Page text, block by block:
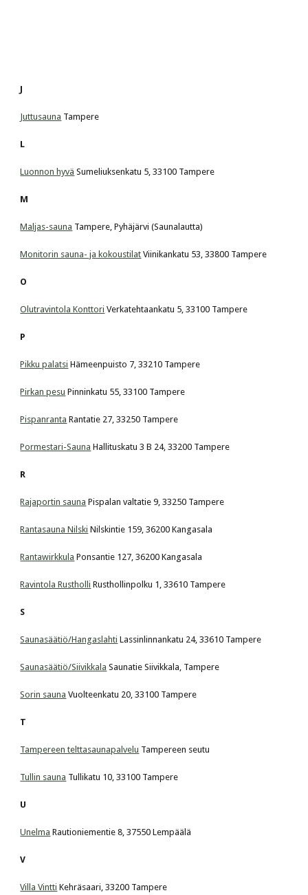
J
Juttusauna Tampere
L
Luonnon hyvä Sumeliuksenkatu 5, 33100 Tampere
M
Maljas-sauna Tampere, Pyhäjärvi (Saunalautta)
Monitorin sauna- ja kokoustilat Viinikankatu 53, 33800 Tampere
O
Olutravintola Konttori Verkatehtaankatu 5, 33100 Tampere
P
Pikku palatsi Hämeenpuisto 7, 33210 Tampere
Pirkan pesu Pinninkatu 55, 33100 Tampere
Pispanranta Rantatie 27, 33250 Tampere
Pormestari-Sauna Hallituskatu 3 B 24, 33200 Tampere
R
Rajaportin sauna Pispalan valtatie 9, 33250 Tampere
Rantasauna Nilski Nilskintie 159, 36200 Kangasala
Rantawirkkula Ponsantie 127, 36200 Kangasala
Ravintola Rustholli Rusthollinpolku 1, 33610 Tampere
S
Saunasäätiö/Hangaslahti Lassinlinnankatu 24, 33610 Tampere
Saunasäätiö/Siivikkala Saunatie Siivikkala, Tampere
Sorin sauna Vuolteenkatu 20, 33100 Tampere
T
Tampereen telttasaunapalvelu Tampereen seutu
Tullin sauna Tullikatu 10, 33100 Tampere
U
Unelma Rautioniementie 8, 37550 Lempäälä
V
Villa Vintti Kehräsaari, 33200 Tampere